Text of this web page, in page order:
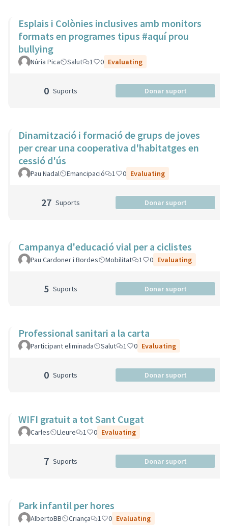
Esplais i Colònies inclusives amb monitors
formats en programes tipus #aquí prou
bullying
Núria Pica Salut 1 0 Evaluating
0 Suports Donar suport
Dinamització i formació de grups de joves
per crear una cooperativa d'habitatges en
cessió d'ús
Pau Nadal Emancipació 1 0 Evaluating
27 Suports Donar suport
Campanya d'educació vial per a ciclistes
Pau Cardoner i Bordes Mobilitat 1 0 Evaluating
5 Suports Donar suport
Professional sanitari a la carta
Participant eliminada Salut 1 0 Evaluating
0 Suports Donar suport
WIFI gratuit a tot Sant Cugat
Carles Lleure 1 0 Evaluating
7 Suports Donar suport
Park infantil per hores
AlbertoBB Criança 1 0 Evaluating